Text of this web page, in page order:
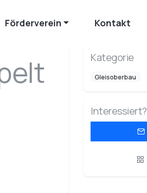
Förderverein Kontakt
Kategorie
Gleisoberbau
Interessiert?